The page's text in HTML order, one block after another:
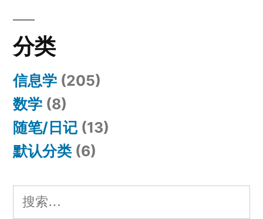
分类
信息学 (205)
数学 (8)
随笔/日记 (13)
默认分类 (6)
搜